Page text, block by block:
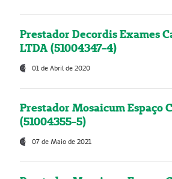
Prestador Decordis Exames
LTDA (51004347-4)
01 de Abril de 2020
Prestador Mosaicum Espaço
(51004355-5)
07 de Maio de 2021